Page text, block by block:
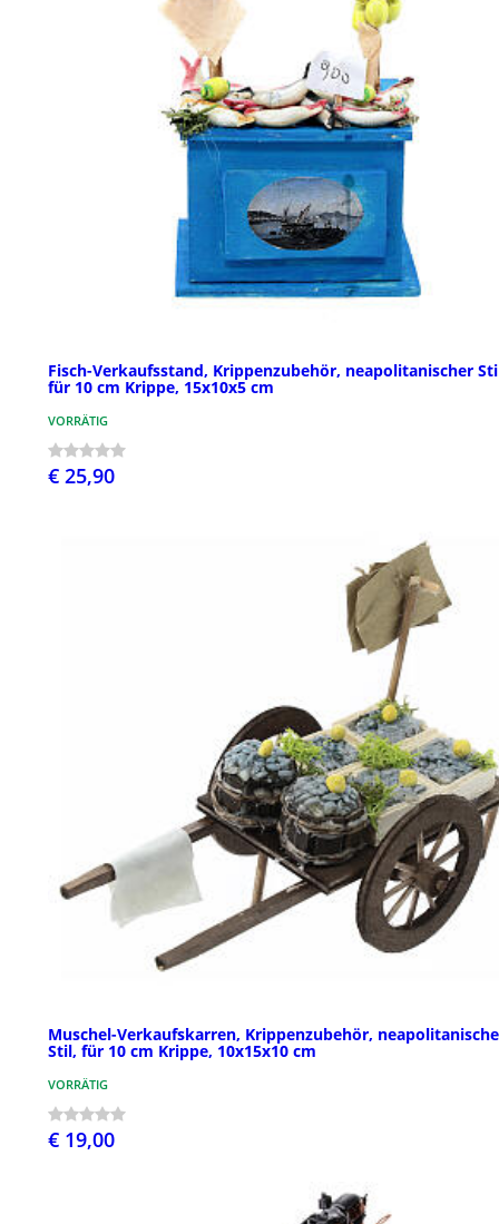
Fisch-Verkaufsstand, Krippenzubehör, neapolitanischer
für 10 cm Krippe, 15x10x5 cm
VORRÄTIG
€ 25,90
Muschel-Verkaufskarren, Krippenzubehör,
Stil, für 10 cm Krippe, 10x15x10 cm
VORRÄTIG
€ 19,00